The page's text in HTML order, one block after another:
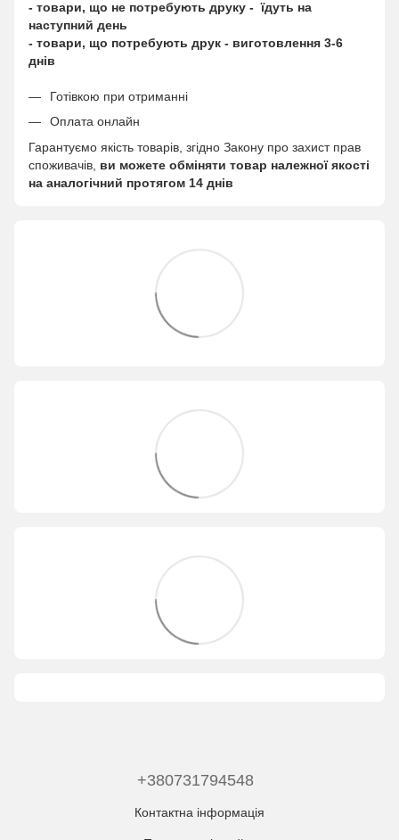
- товари, що не потребують друку - їдуть на
наступний день
- товари, що потребують друк - виготовлення 3-6
днів
Готівкою при отриманні
Оплата онлайн
Гарантуємо якість товарів, згідно Закону про захист прав
споживачів, ви можете обміняти товар належної якості
на аналогічний протягом 14 днів
+380731794548
Контактна інформація